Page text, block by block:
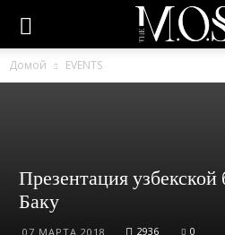
Домой EVENTS
Презентация
Баку
07 МАРТА 2018 2936 0